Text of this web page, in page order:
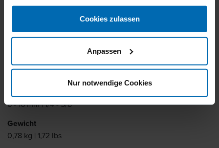
gesammelt haben.
Cookies zulassen
Anpassen
Nur notwendige Cookies
Einhandverschluss für schnelles Nachladen. Magazin zum
Laden von unten.
Artikelnummer
11284
6 - 16 mm | 1/4 - 5/8"
Gewicht
0,78 kg | 1,72 lbs